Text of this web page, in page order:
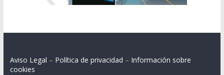
Aviso Legal – Política de privacidad – Información sobre
cookies